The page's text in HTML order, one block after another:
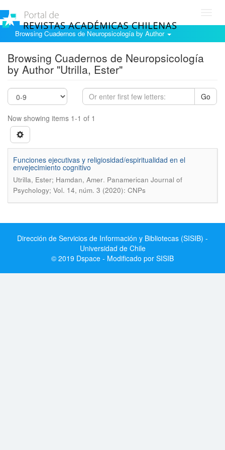
Browsing Cuadernos de Neuropsicología by Author
Browsing Cuadernos de Neuropsicología
by Author "Utrilla, Ester"
Go
Now showing items 1-1 of 1
Funciones ejecutivas y religiosidad/espiritualidad en el
envejecimiento cognitivo
Utrilla, Ester; Hamdan, Amer. Panamerican Journal of
Psychology; Vol. 14, núm. 3 (2020): CNPs
Dirección de Servicios de Información y Bibliotecas (SISIB) -
Universidad de Chile
© 2019 Dspace - Modificado por SISIB